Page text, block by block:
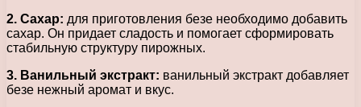
2. Сахар: для приготовления безе необходимо добавить
сахар. Он придает сладость и помогает сформировать
стабильную структуру пирожных.
3. Ванильный экстракт: ванильный экстракт добавляет
безе нежный аромат и вкус.